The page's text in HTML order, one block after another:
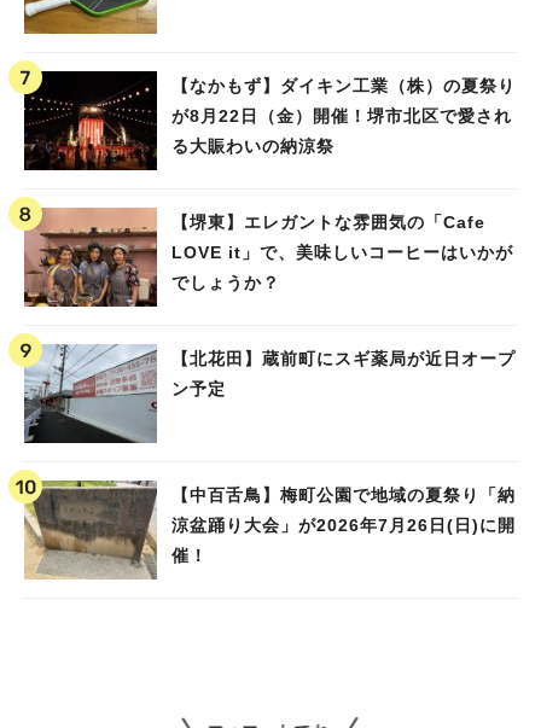
【なかもず】ダイキン工業（株）の夏祭り
が8月22日（金）開催！堺市北区で愛され
る大賑わいの納涼祭
【堺東】エレガントな雰囲気の「Cafe
LOVE it」で、美味しいコーヒーはいかが
でしょうか？
【北花田】蔵前町にスギ薬局が近日オープ
ン予定
【中百舌鳥】梅町公園で地域の夏祭り「納
涼盆踊り大会」が2026年7月26日(日)に開
催！